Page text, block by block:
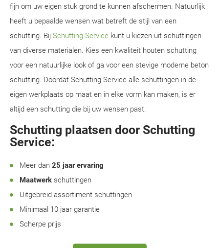
fijn om uw eigen stuk grond te kunnen afschermen. Natuurlijk
heeft u bepaalde wensen wat betreft de stijl van een
schutting. Bij Schutting Service kunt u kiezen uit schuttingen
van diverse materialen. Kies een kwaliteit houten schutting
voor een natuurlijke look of ga voor een stevige moderne beton
schutting. Doordat Schutting Service alle schuttingen in de
eigen werkplaats op maat en in elke vorm kan maken, is er
altijd een schutting die bij uw wensen past.
Schutting plaatsen door Schutting
Service:
Meer dan 25 jaar ervaring
Maatwerk schuttingen
Uitgebreid assortiment schuttingen
Minimaal 10 jaar garantie
Scherpe prijs